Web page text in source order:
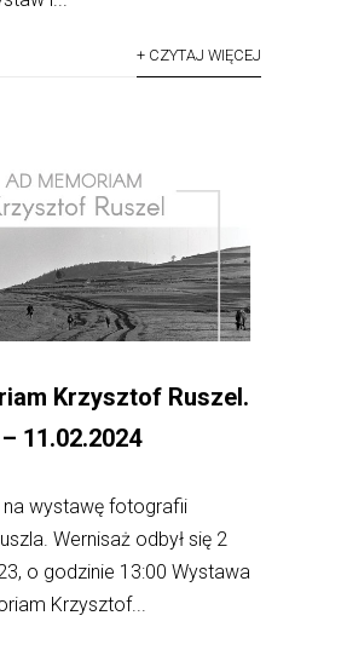
+ CZYTAJ WIĘCEJ
Krzysztof Ruszel.
11.02.2024
wystawę fotografii
Wernisaż odbył się 2
o godzinie 13:00 Wystawa
Krzysztof...